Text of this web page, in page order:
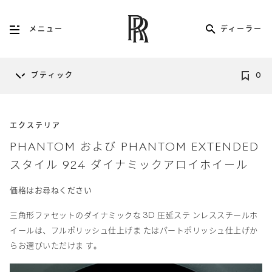
エクステリア
PHANTOM および PHANTOM EXTENDED
スタイル 924 ダイナミックアロイホイール
価格はお尋ねください
三角形ファセットのダイナミックな 3D 圧延ステ ンレススチールホ
イールは、フルポリッシュ仕上げま たはパートポリッシュ仕上げか
らお選びいただけま す。
メニュー ディーラー
ブティック 0